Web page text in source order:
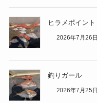
ヒラメポイント
2026年7月26日
釣りガール
2026年7月25日